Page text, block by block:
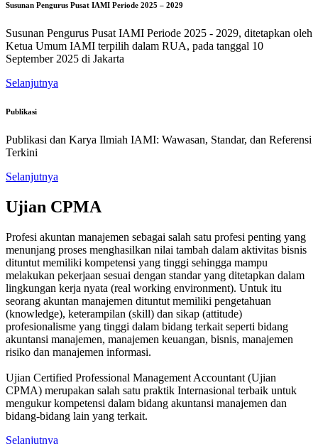
Susunan Pengurus Pusat IAMI Periode 2025 – 2029
Susunan Pengurus Pusat IAMI Periode 2025 - 2029, ditetapkan oleh
Ketua Umum IAMI terpilih dalam RUA, pada tanggal 10
September 2025 di Jakarta
Selanjutnya
Publikasi
Publikasi dan Karya Ilmiah IAMI: Wawasan, Standar, dan Referensi
Terkini
Selanjutnya
Ujian CPMA
Profesi akuntan manajemen sebagai salah satu profesi penting yang
menunjang proses menghasilkan nilai tambah dalam aktivitas bisnis
dituntut memiliki kompetensi yang tinggi sehingga mampu
melakukan pekerjaan sesuai dengan standar yang ditetapkan dalam
lingkungan kerja nyata (real working environment). Untuk itu
seorang akuntan manajemen dituntut memiliki pengetahuan
(knowledge), keterampilan (skill) dan sikap (attitude)
profesionalisme yang tinggi dalam bidang terkait seperti bidang
akuntansi manajemen, manajemen keuangan, bisnis, manajemen
risiko dan manajemen informasi.
Ujian Certified Professional Management Accountant (Ujian
CPMA) merupakan salah satu praktik Internasional terbaik untuk
mengukur kompetensi dalam bidang akuntansi manajemen dan
bidang-bidang lain yang terkait.
Selanjutnya